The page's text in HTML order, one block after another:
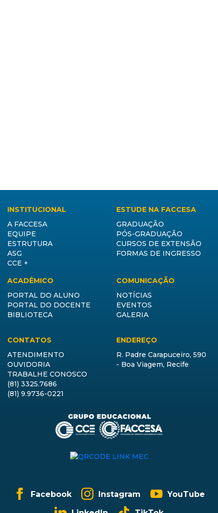
INSTITUCIONAL
A FACCESA
EQUIPE
ESTRUTURA
ASG
CCE +
ESTUDE NA FACCESA
GRADUAÇÃO
PÓS-GRADUAÇÃO
CURSOS DE EXTENSÃO
FORMAS DE INGRESSO
ACADÊMICO
PORTAL DO ALUNO
PORTAL DO DOCENTE
BIBLIOTECA
COMUNICAÇÃO
NOTÍCIAS
EVENTOS
GALERIA
CONTATOS
ATENDIMENTO
OUVIDORIA
TRABALHE CONOSCO
(81) 3325.7686
(81) 9.9736-0221
ENDEREÇO
R. Padre Carapuceiro, 590
- Boa Viagem, Recife
Facebook Instagram
YouTube